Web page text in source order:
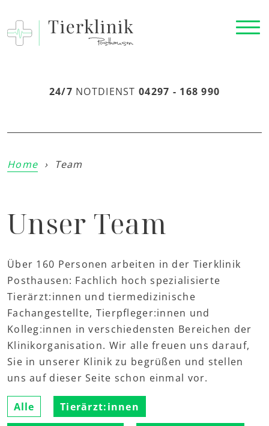
24/7 NOTDIENST 04297 - 168 990
Home › Team
Unser Team
Über 160 Personen arbeiten in der Tierklinik
Posthausen: Fachlich hoch spezialisierte
Tierärzt:innen und tiermedizinische
Fachangestellte, Tierpfleger:innen und
Kolleg:innen in verschiedensten Bereichen der
Klinikorganisation. Wir alle freuen uns darauf,
Sie in unserer Klinik zu begrüßen und stellen
uns auf dieser Seite schon einmal vor.
Alle Tierärzt:innen